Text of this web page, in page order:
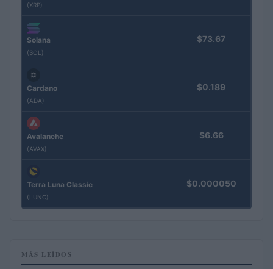
(XRP)
Solana
(SOL)
$73.67
Cardano
(ADA)
$0.189
Avalanche
(AVAX)
$6.66
Terra Luna Classic
(LUNC)
$0.000050
MÁS LEÍDOS